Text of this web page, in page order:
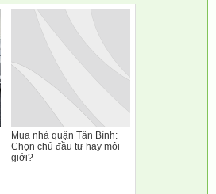
Mua nhà quận Tân Bình:
Chọn chủ đầu tư hay môi
giới?